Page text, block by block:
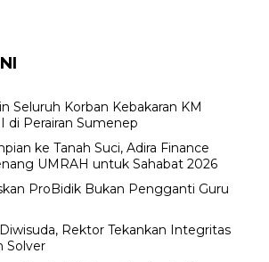
Seluruh Korban Kebakaran KM
di Perairan Sumenep
ke Tanah Suci, Adira Finance
UMRAH untuk Sahabat 2026
ProBidik Bukan Pengganti Guru
Rektor Tekankan Integritas
Solver